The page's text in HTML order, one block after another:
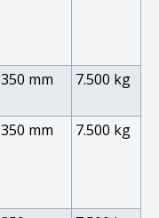
350 mm 7.500 kg
350 mm 7.500 kg